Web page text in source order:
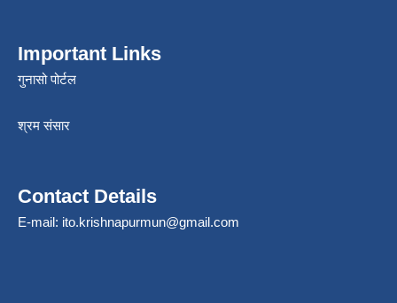
Important Links
गुनासो पोर्टल
श्रम संसार
Contact Details
E-mail: ito.krishnapurmun@gmail.com